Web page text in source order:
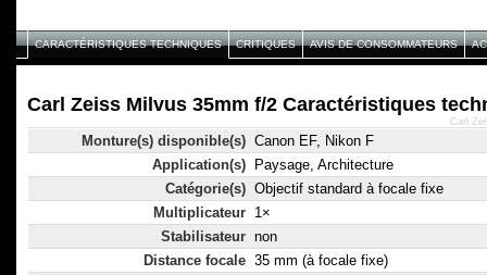
CARACTÉRISTIQUES TECHNIQUES CRITIQUES AVIS DE CONSOMMATEURS
Carl Zeiss Milvus 35mm f/2 Caractéristiques
Monture(s) disponible(s) Canon EF, Nikon F
Application(s)
Paysage, Architecture
Catégorie(s) Objectif standard à focale fixe
Multiplicateur 1×
Stabilisateur non
Distance focale 35 mm (à focale fixe)
Carl